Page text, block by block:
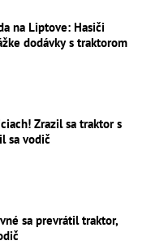
na Liptove: Hasiči
dodávky s traktorom
Zrazil sa traktor s
sa vodič
sa prevrátil traktor,